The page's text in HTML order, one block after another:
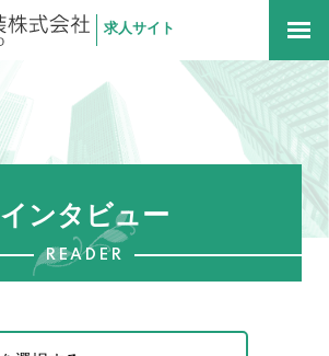
信越ビル美装株式会社
求人サイト
インタビュー
READER